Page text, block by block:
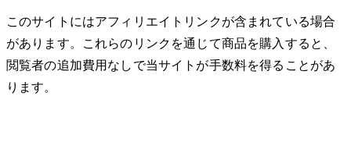
このサイトにはアフィリエイトリンクが含まれている場合
があります。これらのリンクを通じて商品を購入すると、
閲覧者の追加費用なしで当サイトが手数料を得ることがあ
ります。